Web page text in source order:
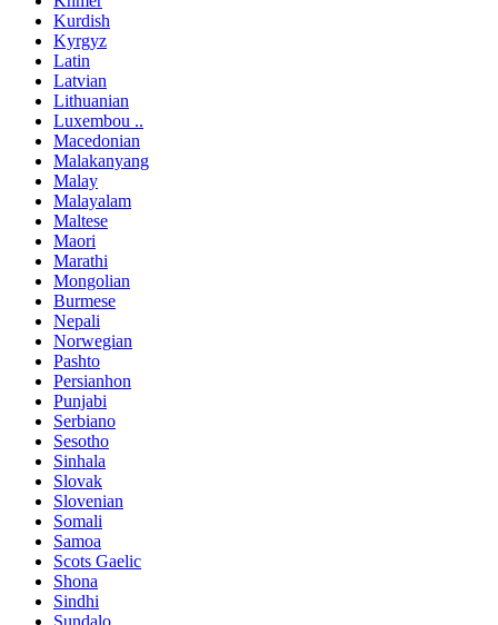
Kurdish
Kyrgyz
Latin
Latvian
Lithuanian
Luxembou ..
Macedonian
Malakanyang
Malay
Malayalam
Maltese
Maori
Marathi
Mongolian
Burmese
Nepali
Norwegian
Pashto
Persianhon
Punjabi
Serbiano
Sesotho
Sinhala
Slovak
Slovenian
Somali
Samoa
Scots Gaelic
Shona
Sindhi
Sundalo